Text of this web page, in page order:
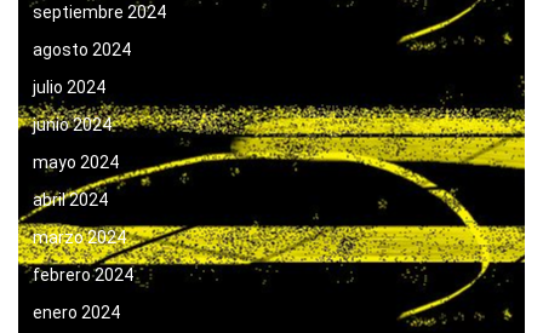
septiembre 2024
agosto 2024
julio 2024
junio 2024
mayo 2024
abril 2024
marzo 2024
febrero 2024
enero 2024